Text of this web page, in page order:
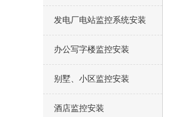
发电厂电站监控系统安装
办公写字楼监控安装
别墅、小区监控安装
酒店监控安装